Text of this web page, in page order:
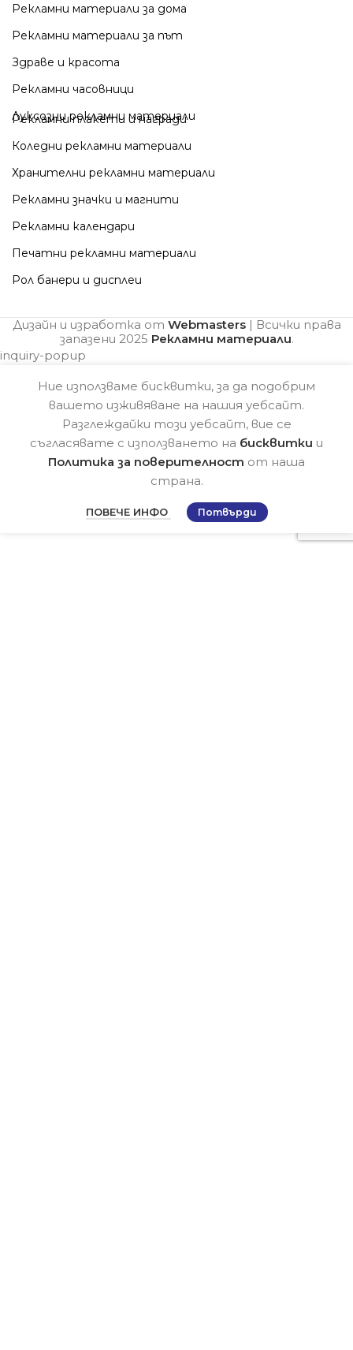
Рекламни материали за дома
Рекламни материали за път
Здраве и красота
Рекламни часовници
Луксозни рекламни материали
Рекламни плакети и награди
Коледни рекламни материали
Хранителни рекламни материали
Рекламни значки и магнити
Рекламни календари
Печатни рекламни материали
Рол банери и дисплеи
Дизайн и изработка от Webmasters| Всички права
запазени 2025 Рекламни материали.
inquiry-popup
Ние използваме бисквитки, за да подобрим
вашето изживяване на нашия уебсайт.
Разглеждайки този уебсайт, вие се
съгласявате с използването на бисквитки и
Политика за поверителност от наша
страна.
ПОВЕЧЕ ИНФО Потвърди